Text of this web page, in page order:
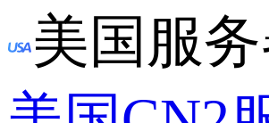
美国服